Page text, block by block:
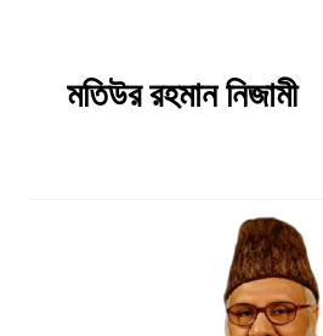
মতিউর রহমান নিজামী